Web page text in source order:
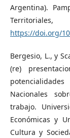
Argentina).
https://doi.org/
Bergesio, L., y
(re)
Nacionales
trabajo.
Económicas y
Cultura y